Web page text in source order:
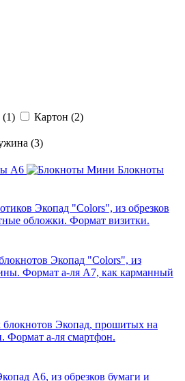
(1) Картон (2)
(3)
А6
Блокноты
Экопад "Colors", из обрезков
обложки. Формат визитки.
Экопад "Colors", из
Формат а-ля А7, как карманный
Экопад, прошитых на
Формат а-ля смартфон.
А6, из обрезков бумаги и